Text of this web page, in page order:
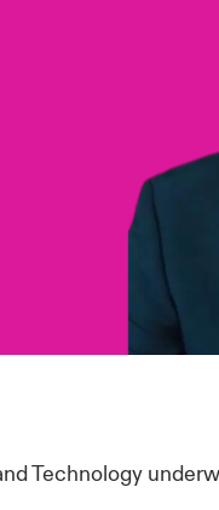
Technology